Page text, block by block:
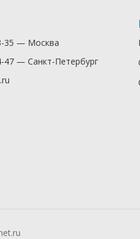
35 — Москва
47 — Санкт-Петербург